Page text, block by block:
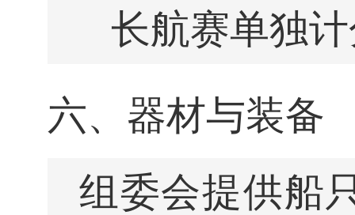
长航赛单独
六、器材与装备
组委会提供船